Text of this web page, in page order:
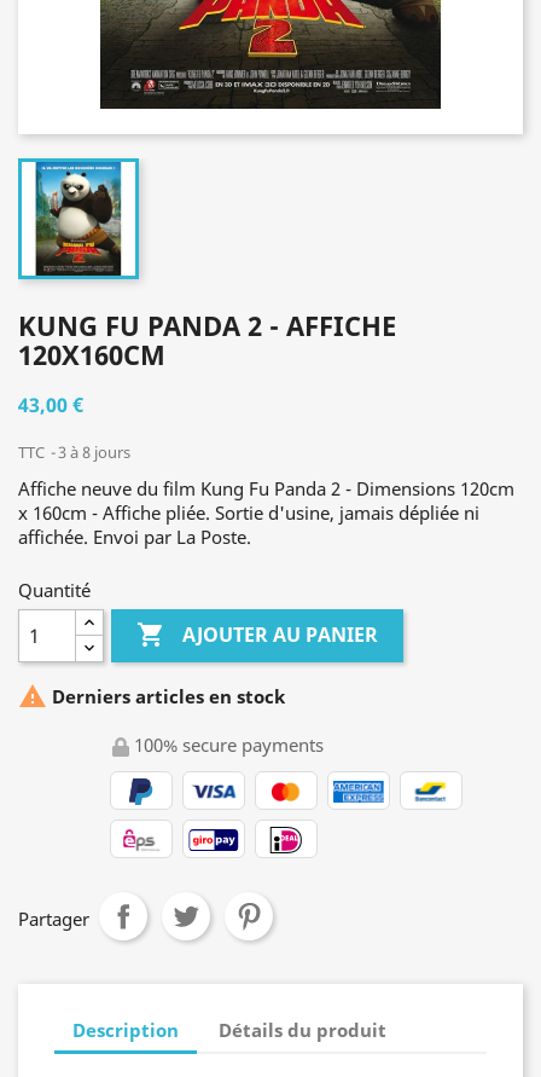
KUNG FU PANDA 2 - AFFICHE
120X160CM
43,00 €
TTC 3 à 8 jours
Affiche neuve du film Kung Fu Panda 2 - Dimensions 120cm
x 160cm - Affiche pliée. Sortie d'usine, jamais dépliée ni
affichée. Envoi par La Poste.
Quantité
 AJOUTER AU PANIER
 Derniers articles en stock
100% secure payments
Partager
Description Détails du produit